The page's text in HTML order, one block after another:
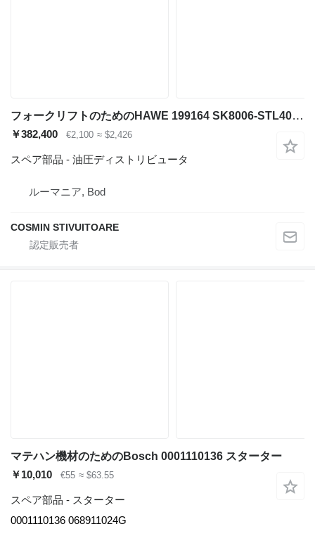
フォークリフトのためのHAWE 199164 SK8006-STL40SL-2L STILL 530682 油圧ディストリビュータ
￥382,400 €2,100 ≈ $2,426
スペア部品 - 油圧ディストリビュータ
ルーマニア, Bod
COSMIN STIVUITOARE
マテハン機材のためのBosch 0001110136 スターター
￥10,010
€55 ≈ $63.55
スペア部品 - スターター
0001110136 068911024G